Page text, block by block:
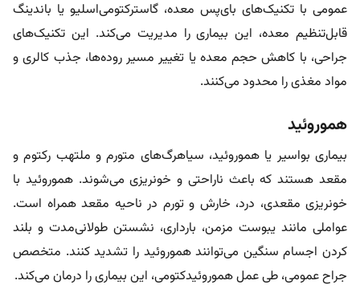
عمومی با تکنیک‌های بای‌پس معده، گاسترکتومی‌اسلیو یا باندینگ
قابل‌تنظیم معده، این بیماری را مدیریت می‌کند. این تکنیک‌های
جراحی، با کاهش حجم معده یا تغییر مسیر روده‌ها، جذب کالری و
مواد مغذی را محدود می‌کنند.
هموروئید
بیماری بواسیر یا هموروئید، سیاهرگ‌های متورم و ملتهب رکتوم و
مقعد هستند که باعث ناراحتی و خونریزی می‌شوند. هموروئید با
خونریزی مقعدی، درد، خارش و تورم در ناحیه مقعد همراه است.
عواملی مانند یبوست مزمن، بارداری، نشستن طولانی‌مدت و بلند
کردن اجسام سنگین می‌توانند هموروئید را تشدید کنند. متخصص
جراح عمومی، طی عمل هموروئیدکتومی، این بیماری را درمان می‌کند.